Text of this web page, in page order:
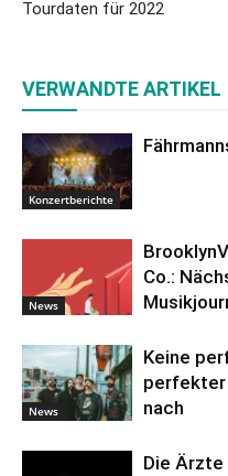
Tourdaten für 2022
VERWANDTE ARTIKEL
Konzertberichte
News
Co.:
News
Keine
perfekter
nach
Die